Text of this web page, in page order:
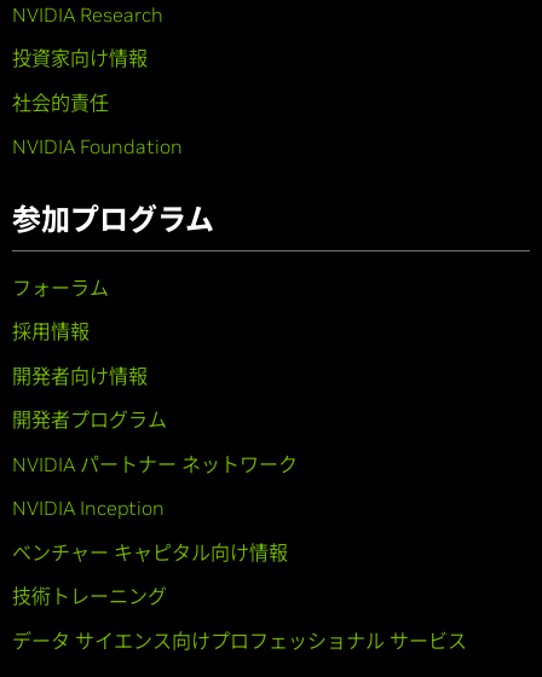
NVIDIA Research
投資家向け情報
社会的責任
NVIDIA Foundation
参加プログラム
フォーラム
採用情報
開発者向け情報
開発者プログラム
NVIDIA パートナー ネットワーク
NVIDIA Inception
ベンチャー キャピタル向け情報
技術トレーニング
データ サイエンス向けプロフェッショナル サービス